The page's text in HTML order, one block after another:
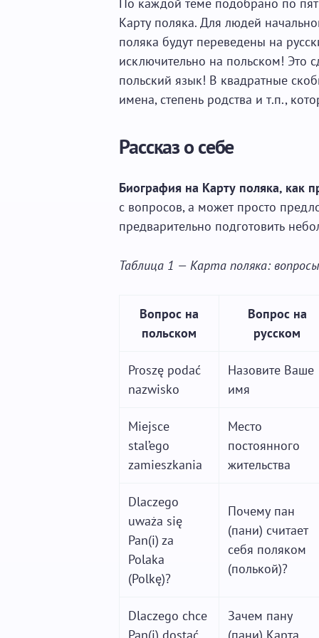
Карту поляка. Для людей
поляка будут переведены на
исключительно на польском! Это
польский язык! В квадратные
имена, степень родства и т.п.,
Рассказ о себе
Биография на Карту поляка, как
с вопросов, а может просто
предварительно подготовить
Таблица 1 — Карта поляка:
Вопрос на
польском
Вопрос на
русском
Proszę podać
nazwisko
Назовите Ваше
имя
Miejsce
stal’ego
zamieszkania
Место
постоянного
жительства
Dlaczego
uważa się
Pan(i) za
Polaka
(Polkę)?
Почему пан
(пани) считает
себя поляком
(полькой)?
Dlaczego chce
Зачем пану